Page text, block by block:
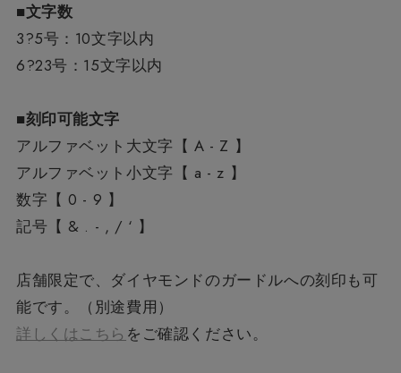
■文字数
3?5号：10文字以内
6?23号：15文字以内
■刻印可能文字
アルファベット大文字【 A - Z 】
アルファベット小文字【 a - z 】
数字【 0 - 9 】
記号【 & . - , / ‘ 】
店舗限定で、ダイヤモンドのガードルへの刻印も可
能です。（別途費用）
詳しくはこちら をご確認ください。